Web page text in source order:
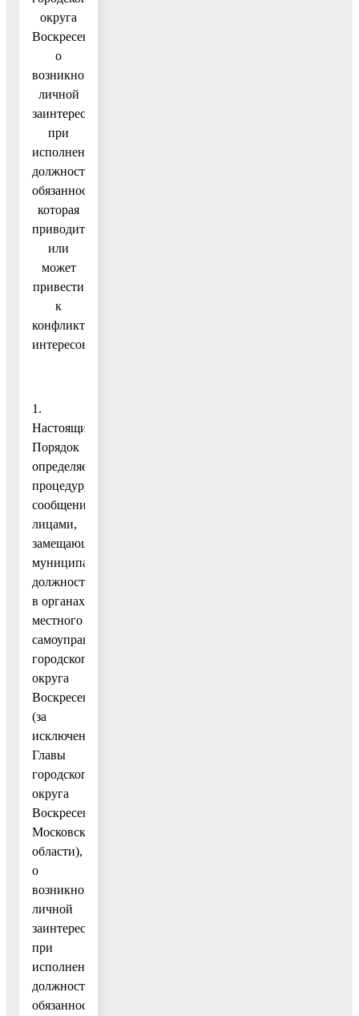
округа
Воскресенск,
о
возникновении
личной
заинтересованности
при
исполнении
должностных
обязанностей,
которая
приводит
или
может
привести
к
конфликту
интересов
1.
Настоящий
Порядок
определяет
процедуру
сообщения
лицами,
замещающими
муниципальные
должности
в органах
местного
самоуправления
городского
округа
Воскресенск
(за
исключением
Главы
городского
округа
Воскресенск
Московской
области),
о
возникновении
личной
заинтересованности
при
исполнении
должностных
обязанностей,